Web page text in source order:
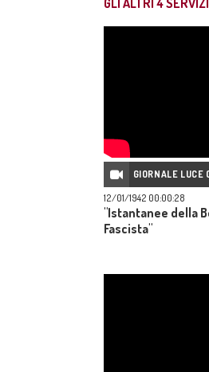
GLI ALTRI 4
GIORNALE LUCE
12/01/1942 00:00:28
"Istantanee della
Fascista"